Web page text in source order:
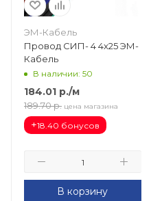
ЭМ-Кабель
Провод СИП- 4 4х25 ЭМ-
Кабель
В наличии: 50
184.01 р./м
189.70 р. цена магазина
+18.40 бонусов
В корзину